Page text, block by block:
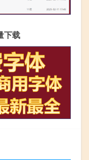
下载